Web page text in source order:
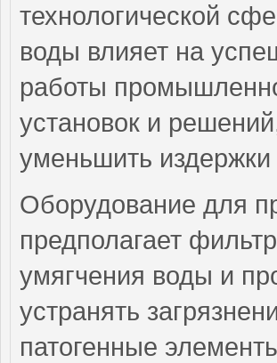
технологической
воды влияет на
работы
установок и
уменьшить
Оборудование для
предполагает
умягчения воды и
устранять
патогенные